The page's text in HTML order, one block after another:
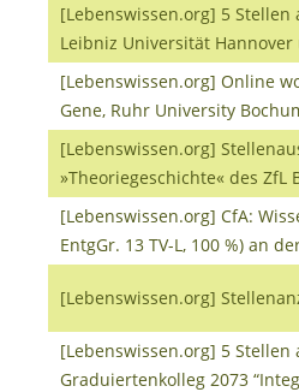
[Lebenswissen.org] 5
Leibniz Universität
[Lebenswissen.org] Online
Gene, Ruhr University
[Lebenswissen.org]
»Theoriegeschichte« des ZfL
[Lebenswissen.org] CfA:
EntgGr. 13 TV-L, 100 %) an
[Lebenswissen.org]
[Lebenswissen.org] 5
Graduiertenkolleg 2073